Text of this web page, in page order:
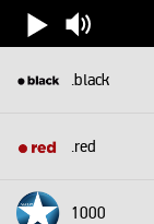
.black
.red
1000